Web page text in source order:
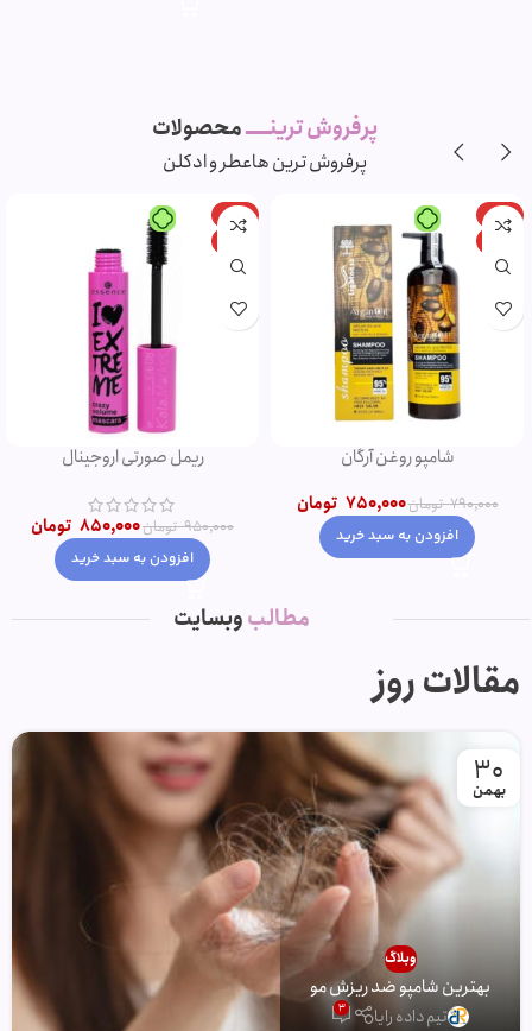
پرفروش ترینـــــمحصولات
پرفروش ترین هاعطر و ادکلن
-5%
شامپو روغن آرگان
790,000 تومان750,000 تومان
افزودن به سبد خرید
-11%
ریمل صورتی اروجینال
950,000 تومان850,000 تومان
افزودن به سبد خرید
مطالبوبسایت
مقالات روز
30
بهمن
وبلاگ
بهترین شامپو ضد ریزش مو
تیم داده رایا 3